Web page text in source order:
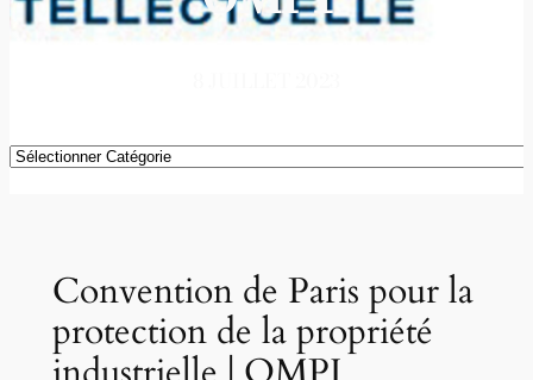
Catégories
Convention de Paris pour la
protection de la propriété